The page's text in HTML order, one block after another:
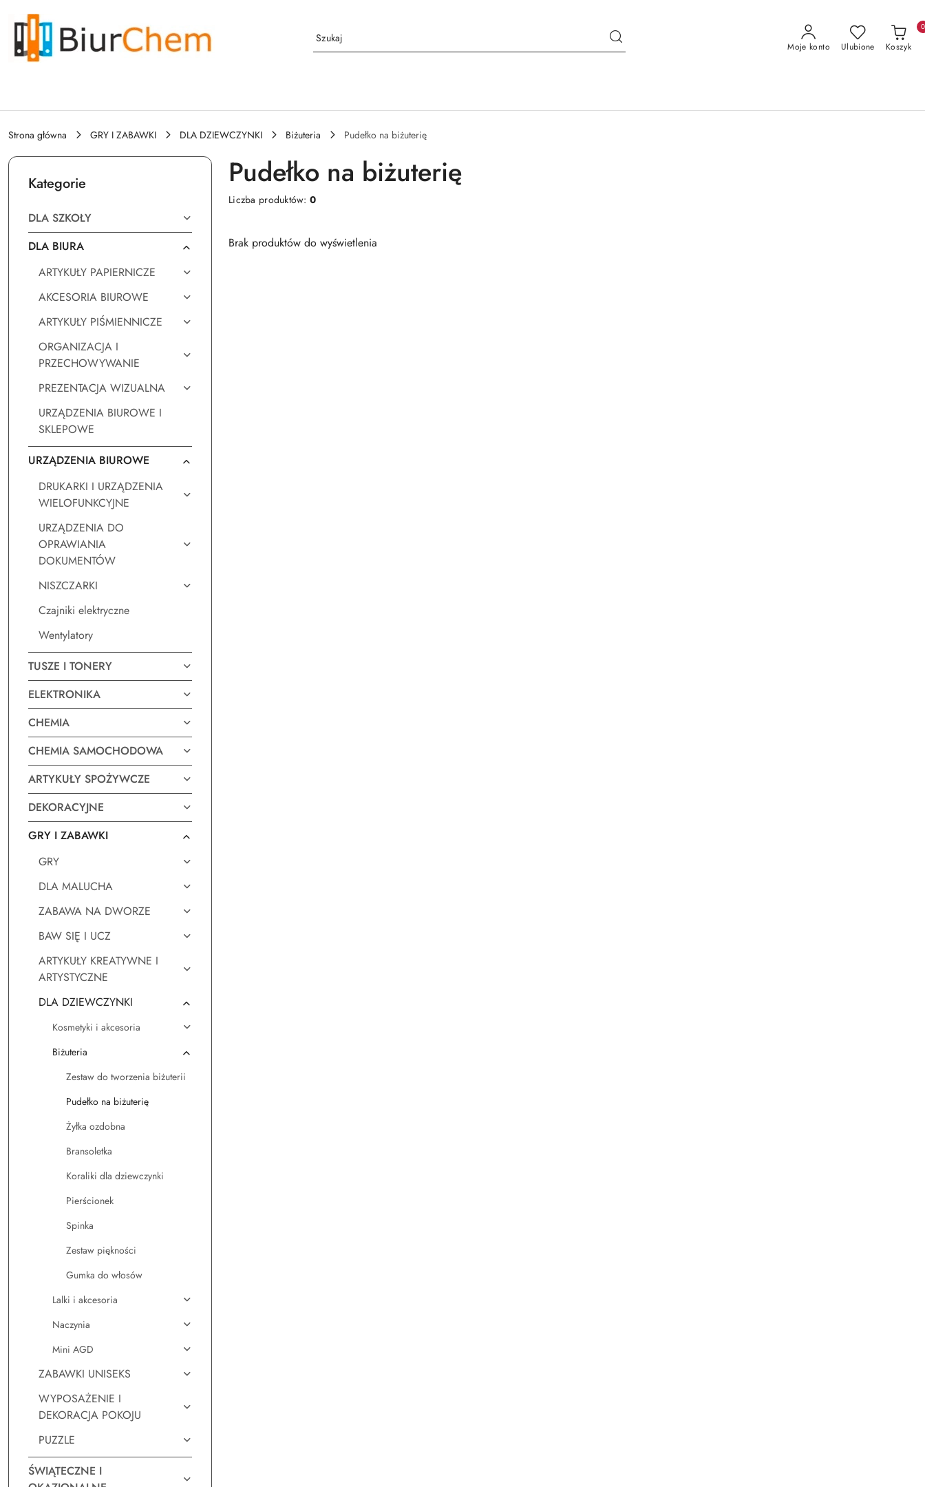
Przejdź do treści głównej
Przejdź do wyszukiwarki
Przejdź do moje konto
Przejdź do menu głównego
Przejdź do stopki
Moje konto Ulubione Koszyk
0
Strona główna GRY I ZABAWKI DLA DZIEWCZYNKI Biżuteria Pudełko na biżuterię
Kategorie
DLA SZKOŁY
DLA BIURA
ARTYKUŁY PAPIERNICZE
AKCESORIA BIUROWE
ARTYKUŁY PIŚMIENNICZE
ORGANIZACJA I
PRZECHOWYWANIE
PREZENTACJA WIZUALNA
URZĄDZENIA BIUROWE I
SKLEPOWE
URZĄDZENIA BIUROWE
DRUKARKI I URZĄDZENIA
WIELOFUNKCYJNE
URZĄDZENIA DO
OPRAWIANIA
DOKUMENTÓW
NISZCZARKI
Czajniki elektryczne
Wentylatory
TUSZE I TONERY
ELEKTRONIKA
CHEMIA
CHEMIA SAMOCHODOWA
ARTYKUŁY SPOŻYWCZE
DEKORACYJNE
GRY I ZABAWKI
GRY
DLA MALUCHA
ZABAWA NA DWORZE
BAW SIĘ I UCZ
ARTYKUŁY KREATYWNE I
ARTYSTYCZNE
DLA DZIEWCZYNKI
Kosmetyki i akcesoria
Biżuteria
Zestaw do tworzenia biżuterii
Pudełko na biżuterię
Żyłka ozdobna
Bransoletka
Koraliki dla dziewczynki
Pierścionek
Spinka
Zestaw piękności
Gumka do włosów
Lalki i akcesoria
Naczynia
Mini AGD
ZABAWKI UNISEKS
WYPOSAŻENIE I
DEKORACJA POKOJU
PUZZLE
ŚWIĄTECZNE I
Pudełko na biżuterię
Liczba produktów:0
Brak produktów do wyświetlenia